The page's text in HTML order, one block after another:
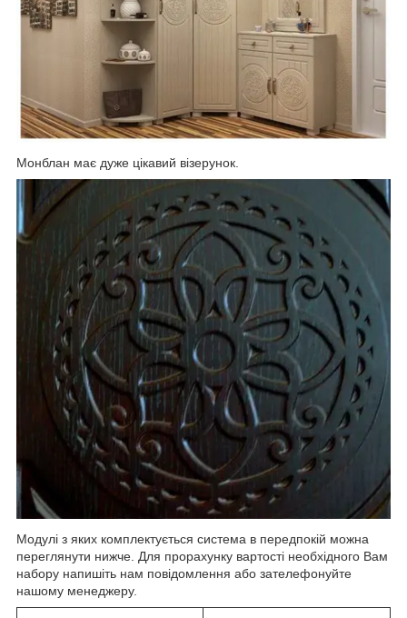
Монблан має дуже цікавий візерунок.
Модулі з яких комплектується система в передпокій можна
переглянути нижче. Для прорахунку вартості необхідного Вам
набору напишіть нам повідомлення або зателефонуйте
нашому менеджеру.